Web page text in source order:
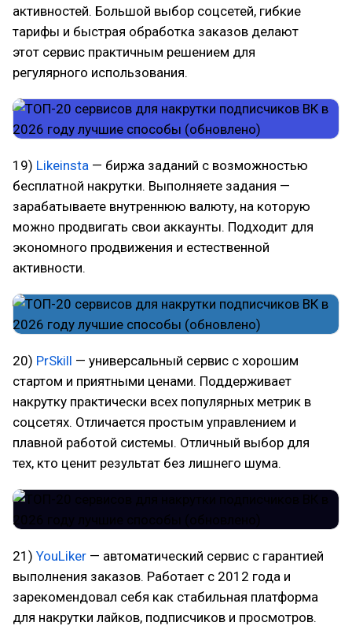
активностей. Большой выбор соцсетей, гибкие
тарифы и быстрая обработка заказов делают
этот сервис практичным решением для
регулярного использования.
19) Likeinsta — биржа заданий с возможностью
бесплатной накрутки. Выполняете задания —
зарабатываете внутреннюю валюту, на которую
можно продвигать свои аккаунты. Подходит для
экономного продвижения и естественной
активности.
20) PrSkill — универсальный сервис с хорошим
стартом и приятными ценами. Поддерживает
накрутку практически всех популярных метрик в
соцсетях. Отличается простым управлением и
плавной работой системы. Отличный выбор для
тех, кто ценит результат без лишнего шума.
21) YouLiker — автоматический сервис с гарантией
выполнения заказов. Работает с 2012 года и
зарекомендовал себя как стабильная платформа
для накрутки лайков, подписчиков и просмотров.